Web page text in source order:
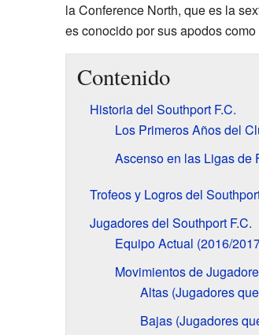
la Conference North, que es la
es conocido por sus apodos
Contenido
Historia del Southport F.C.
Los Primeros Años del
Ascenso en las Ligas de
Trofeos y Logros del
Jugadores del Southport F.C.
Equipo Actual (2016/
Movimientos de
Altas (Jugadores
Bajas (Jugadores